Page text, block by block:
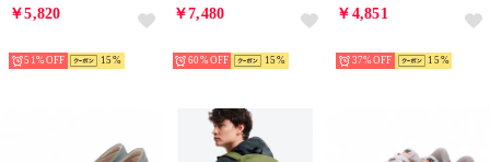
￥5,820
51% 15
￥7,480
60% 15
￥4,851
37% 15